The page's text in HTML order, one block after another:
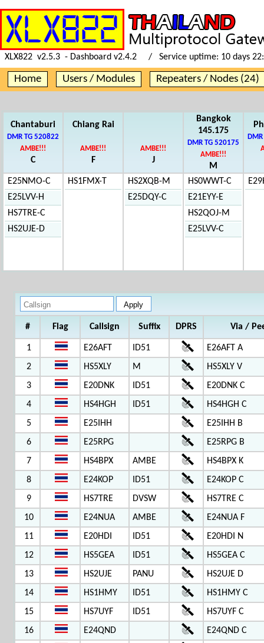
XLX822 v2.5.3 - Dashboard v2.4.2 / Service uptime: 10 days
Home Users / Modules Repeaters / Nodes (24)
Chantaburi
DMR TG 520822
AMBE!!!
C
Chiang Rai
AMBE!!!
F
AMBE!!!
J
Bangkok
145.175
DMR TG 520175
AMBE!!!
M
E25NMO-C
E25LVV-H
HS7TRE-C
HS2UJE-D
HS1FMX-T
HS2XQB-M
E25DQY-C
HS0WWT-C
E21EYY-E
HS2QOJ-M
E25LVV-C
# Flag Callsign Suffix DPRS Via /
1 E26AFT ID51
E26AFT A
2
HS5XLY M
HS5XLY V
3
E20DNK ID51
E20DNK C
4
HS4HGH ID51
HS4HGH C
5
E25IHH
E25IHH B
6
E25RPG
E25RPG B
7
HS4BPX AMBE
HS4BPX K
8
E24KOP ID51
E24KOP C
9
HS7TRE DVSW
HS7TRE C
10
E24NUA AMBE
E24NUA F
11
E20HDI ID51
E20HDI N
12
HS5GEA ID51
HS5GEA C
13
HS2UJE PANU
HS2UJE D
14
HS1HMY ID51
HS1HMY C
15
HS7UYF ID51
HS7UYF C
16
E24QND
E24QND C